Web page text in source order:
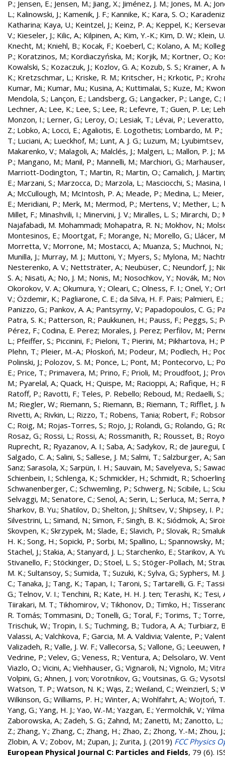
P.; Jensen, E.; Jensen, M.; Jiang, X.; Jiménez, J. M.; Jones, M. A.;
L.; Kalinowski, J.; Kamenik, J. F.; Kannike, K.; Kara, S. O.;
Katharina; Kaya, U.; Keintzel, J.; Keinz, P. A.; Keppel, K.;
V.; Kieseler, J.; Kilic, A.; Kilpinen, A.; Kim, Y.-K.; Kim, D. W.; Klein, U.
Knecht, M.; Kniehl, B.; Kocak, F.; Koeberl, C.; Kolano, A. M.;
P.; Koratzinos, M.; Kordiaczyńska, M.; Korjik, M.; Kortner, O.;
Kowalski, S.; Kozaczuk, J.; Kozlov, G. A.; Kozub, S. S.; Krainer, A.
K.; Kretzschmar, L.; Kriske, R. M.; Kritscher, H.; Krkotic, P.;
Kumar, Mi.; Kumar, Mu.; Kusina, A.; Kuttimalai, S.; Kuze, M.;
Mendola, S.; Lançon, E.; Landsberg, G.; Langacker, P.; Lange, C.;
Lechner, A.; Lee, K.; Lee, S.; Lee, R.; Lefevre, T.; Guen, P. Le;
Monzon, I.; Lerner, G.; Leroy, O.; Lesiak, T.; Lévai, P.; Leveratto,
Z.; Lobko, A.; Locci, E.; Agaliotis, E. Logothetis; Lombardo, M. P.;
T.; Luciani, A.; Lueckhof, M.; Lunt, A. J. G.; Luzum, M.; Lyubimtsev,
Makarenko, V.; Malagoli, A.; Malclés, J.; Malgeri, L.; Mallon, P. J.;
P.; Mangano, M.; Manil, P.; Mannelli, M.; Marchiori, G.;
Marriott-Dodington, T.; Martin, R.; Martin, O.; Camalich, J. Martin
E.; Marzani, S.; Marzocca, D.; Marzola, L.; Masciocchi, S.; Masina,
A.; McCullough, M.; McIntosh, P. A.; Meade, P.; Medina, L.; Meier,
E.; Meridiani, P.; Merk, M.; Mermod, P.; Mertens, V.; Mether, L.;
Millet, F.; Minashvili, I.; Minervini, J. V.; Miralles, L. S.; Mirarchi, D.;
Najafabadi, M. Mohammadi; Mohapatra, R. N.; Mokhov, N.;
Montesinos, E.; Moortgat, F.; Morange, N.; Morello, G.; Llácer,
Morretta, V.; Morrone, M.; Mostacci, A.; Muanza, S.; Muchnoi, N.;
Munilla, J.; Murray, M. J.; Muttoni, Y.; Myers, S.; Mylona, M.;
Nesterenko, A. V.; Nettsträter, A.; Neubüser, C.; Neundorf, J.;
S. A.; Nisati, A.; No, J. M.; Nonis, M.; Nosochkov, Y.; Novák, M.;
Okorokov, V. A.; Okumura, Y.; Oleari, C.; Olness, F. I.; Onel, Y.;
V.; Özdemir, K.; Pagliarone, C. E.; da Silva, H. F. Pais; Palmieri, E.;
Panizzo, G.; Pankov, A. A.; Pantsyrny, V.; Papadopoulos, C. G.;
Patra, S. K.; Patterson, R.; Paukkunen, H.; Pauss, F.; Peggs, S.;
Pérez, F.; Codina, E. Perez; Morales, J. Perez; Perfilov, M.;
L.; Pfeiffer, S.; Piccinini, F.; Pieloni, T.; Pierini, M.; Pikhartova, H.;
Plehn, T.; Pleier, M.-A.; Płoskoń, M.; Podeur, M.; Podlech, H.;
Polinski, J.; Polozov, S. M.; Ponce, L.; Pont, M.; Pontecorvo, L.;
E.; Price, T.; Primavera, M.; Prino, F.; Prioli, M.; Proudfoot, J.;
M.; Pyarelal, A.; Quack, H.; Quispe, M.; Racioppi, A.; Rafique, H.;
Ratoff, P.; Ravotti, F.; Teles, P. Rebello; Reboud, M.; Redaelli, S.
M.; Riegler, W.; Riemann, S.; Riemann, B.; Riemann, T.; Rifflet, J.
Rivetti, A.; Rivkin, L.; Rizzo, T.; Robens, Tania; Robert, F.;
C.; Roig, M.; Rojas-Torres, S.; Rojo, J.; Rolandi, G.; Rolando, G.;
Rosaz, G.; Rossi, L.; Rossi, A.; Rossmanith, R.; Rousset, B.;
Ruprecht, R.; Ryazanov, A. I.; Saba, A.; Sadykov, R.; de Jauregui,
Salgado, C. A.; Salini, S.; Sallese, J. M.; Salmi, T.; Salzburger, A.;
Sanz; Sarasola, X.; Sarpün, I. H.; Sauvain, M.; Savelyeva, S.;
Schienbein, I.; Schlenga, K.; Schmickler, H.; Schmidt, R.;
Schwanenberger, C.; Schwemling, P.; Schwerg, N.; Scibile, L.;
Selvaggi, M.; Senatore, C.; Senol, A.; Serin, L.; Serluca, M.; Serra,
Sharkov, B. Yu.; Shatilov, D.; Shelton, J.; Shiltsev, V.; Shipsey, I. P.;
Silvestrini, L.; Simand, N.; Simon, F.; Singh, B. K.; Siódmok, A.;
Skovpen, K.; Skrzypek, M.; Slade, E.; Slavich, P.; Slovak, R.;
H. K.; Song, H.; Sopicki, P.; Sorbi, M.; Spallino, L.; Spannowsky, M.
Stachel, J.; Stakia, A.; Stanyard, J. L.; Starchenko, E.; Starikov, A.
Stivanello, F.; Stöckinger, D.; Stoel, L. S.; Stöger-Pollach, M.;
M. K.; Sultansoy, S.; Sumida, T.; Suzuki, K.; Sylva, G.; Syphers, M. J.
C.; Tanaka, J.; Tang, K.; Tapan, I.; Taroni, S.; Tartarelli, G. F.;
G.; Telnov, V. I.; Tenchini, R.; Kate, H. H. J. ten; Terashi, K.; Tesi,
Tiirakari, M. T.; Tikhomirov, V.; Tikhonov, D.; Timko, H.;
R. Tomás; Tommasini, D.; Tonelli, G.; Toral, F.; Torims, T.;
Trischuk, W.; Tropin, I. S.; Tuchming, B.; Tudora, A. A.; Turbiarz,
Valassi, A.; Valchkova, F.; Garcia, M. A. Valdivia; Valente, P.;
Valizadeh, R.; Valle, J. W. F.; Vallecorsa, S.; Vallone, G.; Leeuwen,
Vedrine, P.; Velev, G.; Veness, R.; Ventura, A.; Delsolaro, W.
Viazlo, O.; Vicini, A.; Viehhauser, G.; Vignaroli, N.; Vignolo, M.;
Volpini, G.; Ahnen, J. von; Vorotnikov, G.; Voutsinas, G. G.;
Watson, T. P.; Watson, N. K.; Wa̧s, Z.; Weiland, C.; Weinzierl, S.;
Wilkinson, G.; Williams, P. H.; Winter, A.; Wohlfahrt, A.; Wojtoń, T.
Yang, G.; Yang, H. J.; Yao, W.-M.; Yazgan, E.; Yermolchik, V.;
Zaborowska, A.; Zadeh, S. G.; Zahnd, M.; Zanetti, M.; Zanotto, L.;
Z.; Zhang, Y.; Zhang, C.; Zhang, H.; Zhao, Z.; Zhong, Y.-M.; Zhou, J.
Zlobin, A. V.; Zobov, M.; Zupan, J.; Zurita, J. (2019) FCC Physics
European Physical Journal C: Particles and Fields, 79 (6).